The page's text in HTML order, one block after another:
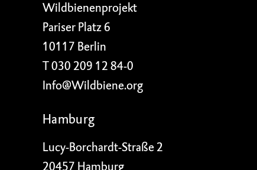
Wildbienenprojekt
Pariser Platz 6
10117 Berlin
T 030 209 12 84-0
Info@Wildbiene.org
Hamburg
Lucy-Borchardt-Straße 2
20457 Hamburg